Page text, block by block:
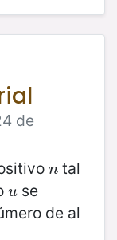
de
n
n tal
u
u se
de al